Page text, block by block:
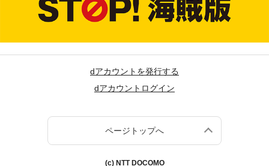
dアカウントを発行する
dアカウントログイン
ページトップへ
(c) NTT DOCOMO